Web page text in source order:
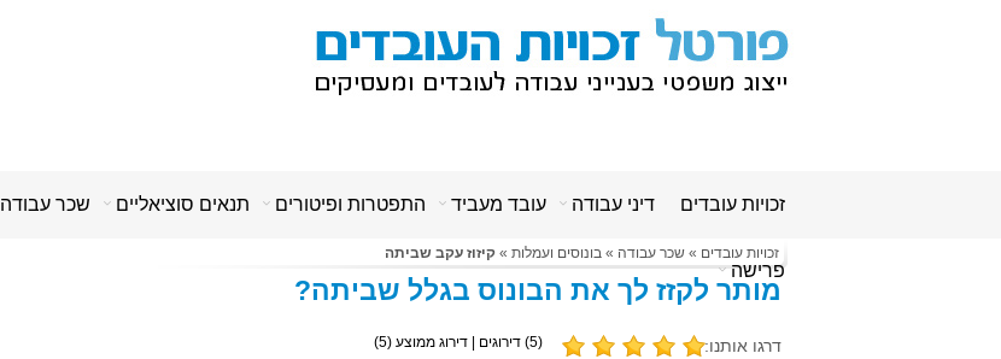
זכויות עובדים דיני עבודה עובד מעביד התפטרות ופיטורים תנאים סוציאליים שכר עבודה
פרישה
זכויות עובדים » שכר עבודה » בונוסים ועמלות » קיזוז עקב שביתה
מותר לקזז לך את הבונוס בגלל שביתה?
דרגו אותנו: (
5) דירוגים | דירוג ממוצע (5
)